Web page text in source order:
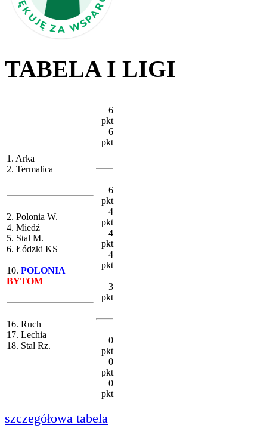
TABELA I LIGI
1. Arka
2. Termalica
2. Polonia W.
4. Miedź
5. Stal M.
6. Łódzki KS
10. POLONIA
BYTOM
16. Ruch
17. Lechia
18. Stal Rz.
6
pkt
6
pkt
6
pkt
4
pkt
4
pkt
4
pkt
3
pkt
0
pkt
0
pkt
0
pkt
szczegółowa tabela